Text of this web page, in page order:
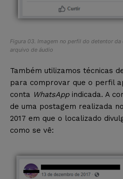
Figura 03. Imagem no perfil do detentor da
arquivo de áudio
Também utilizamos técnicas
para comprovar que o perfil
conta WhatsAppindicada. A
de uma postagem realizada
2017 em que o localizado
como se vê: